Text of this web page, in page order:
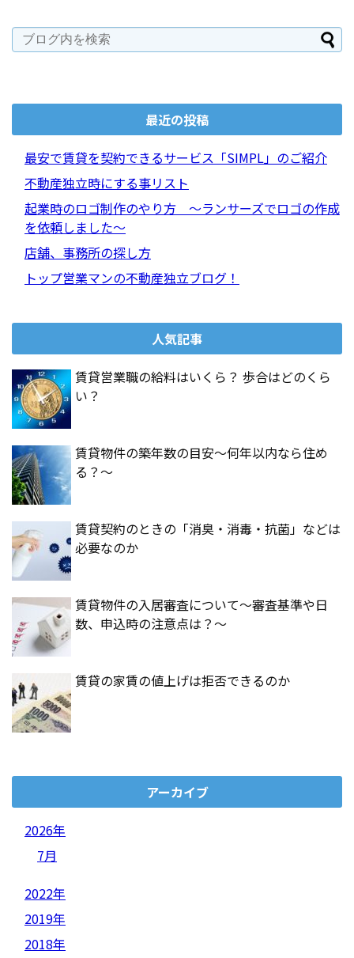
最近の投稿
最安で賃貸を契約できるサービス「SIMPL」のご紹介
不動産独立時にする事リスト
起業時のロゴ制作のやり方 ～ランサーズでロゴの作成
を依頼しました～
店舗、事務所の探し方
トップ営業マンの不動産独立ブログ！
人気記事
賃貸営業職の給料はいくら？ 歩合はどのくら
い？
賃貸物件の築年数の目安～何年以内なら住め
る？～
賃貸契約のときの「消臭・消毒・抗菌」などは
必要なのか
賃貸物件の入居審査について～審査基準や日
数、申込時の注意点は？～
賃貸の家賃の値上げは拒否できるのか
アーカイブ
2026年
7月
2022年
2019年
2018年